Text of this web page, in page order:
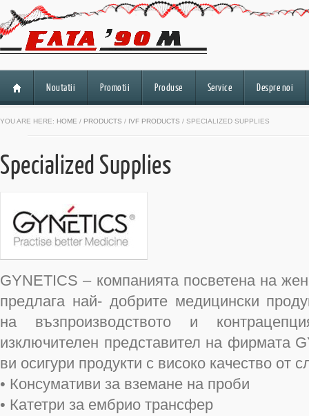
Noutatii Promotii Produse Service Despre noi
YOU ARE HERE: HOME / PRODUCTS / IVF PRODUCTS / SPECIALIZED SUPPLIES
Specialized Supplies
GYNETICS – компанията посветена на
предлага най- добрите медицински
на възпроизводството и
изключителен представител на фирмата
ви осигури продукти с високо качество от
• Консумативи за вземане на проби
• Катетри за ембрио трансфер